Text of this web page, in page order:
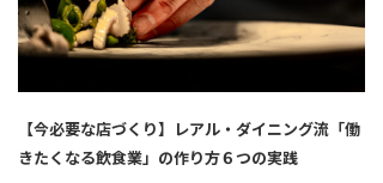
【今必要な店づくり】レアル・ダイニング流「働
きたくなる飲食業」の作り方６つの実践